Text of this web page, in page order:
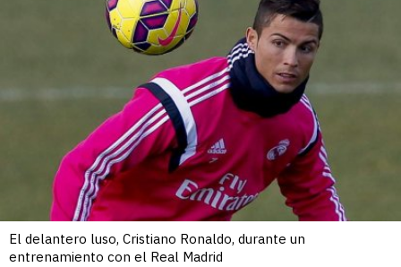
El delantero luso, Cristiano Ronaldo, durante un
entrenamiento con el Real Madrid